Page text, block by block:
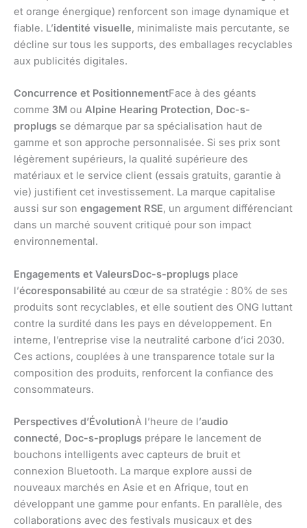
et orange énergique) renforcent son image dynamique et
fiable. L’identité visuelle, minimaliste mais percutante, se
décline sur tous les supports, des emballages recyclables
aux publicités digitales.
Concurrence et PositionnementFace à des géants
comme 3M ou Alpine Hearing Protection, Doc-s-
proplugs se démarque par sa spécialisation haut de
gamme et son approche personnalisée. Si ses prix sont
légèrement supérieurs, la qualité supérieure des
matériaux et le service client (essais gratuits, garantie à
vie) justifient cet investissement. La marque capitalise
aussi sur son engagement RSE, un argument différenciant
dans un marché souvent critiqué pour son impact
environnemental.
Engagements et ValeursDoc-s-proplugs place
l’écoresponsabilité au cœur de sa stratégie : 80% de ses
produits sont recyclables, et elle soutient des ONG luttant
contre la surdité dans les pays en développement. En
interne, l’entreprise vise la neutralité carbone d’ici 2030.
Ces actions, couplées à une transparence totale sur la
composition des produits, renforcent la confiance des
consommateurs.
Perspectives d’ÉvolutionÀ l’heure de l’audio
connecté, Doc-s-proplugs prépare le lancement de
bouchons intelligents avec capteurs de bruit et
connexion Bluetooth. La marque explore aussi de
nouveaux marchés en Asie et en Afrique, tout en
développant une gamme pour enfants. En parallèle, des
collaborations avec des festivals musicaux et des